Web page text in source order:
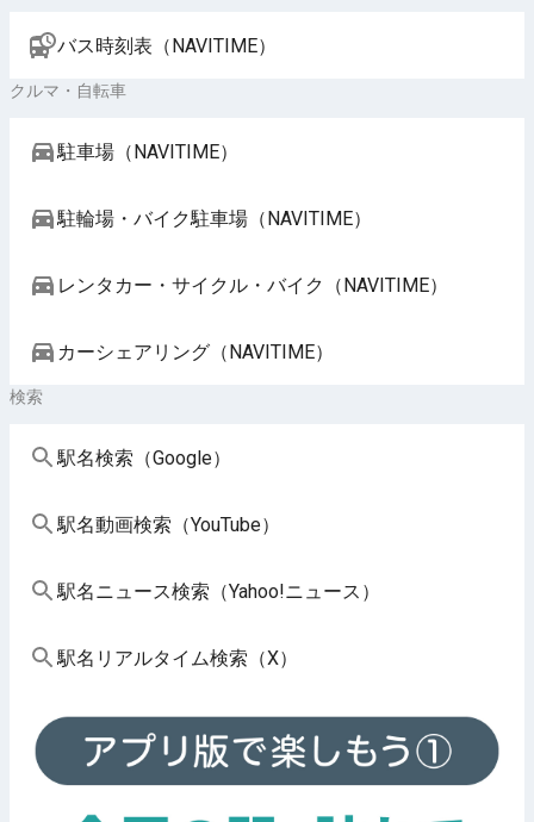
バス時刻表（NAVITIME）
クルマ・自転車
駐車場（NAVITIME）
駐輪場・バイク駐車場（NAVITIME）
レンタカー・サイクル・バイク（NAVITIME）
カーシェアリング（NAVITIME）
検索
駅名検索（Google）
駅名動画検索（YouTube）
駅名ニュース検索（Yahoo!ニュース）
駅名リアルタイム検索（X）